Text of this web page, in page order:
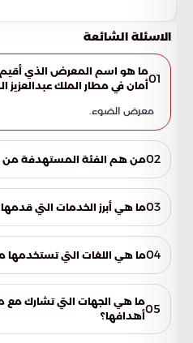
الاسئلة الشائعة
01ما هو اسم المعرض الذي
أمان في مطار الملك عبدالعزيز
معرض الضوء.
02من هم الفئة المستهدفة
المسافرون وضيوف الرحمن.
03ما هي أبرز الخدمات التي
معرض صور أرشيفية وتاريخية توثق
والقهوة السعودية والتعريف04ما هي اللغات التي تستخدمها
العربية، الإنجليزية، والفرنسية.
05ما هي الجهات التي تشارك مع
أهدافها؟